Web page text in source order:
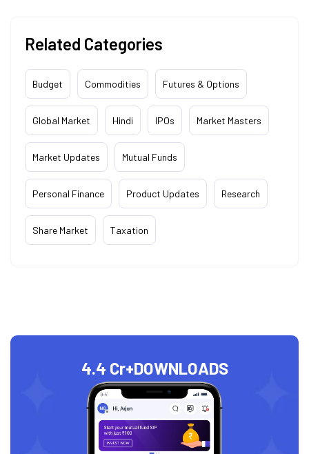
Related Categories
Budget Commodities Futures & Options
Global Market Hindi IPOs Market Masters
Market Updates Mutual Funds
Personal Finance Product Updates Research
Share Market Taxation
4.4 Cr+DOWNLOADS